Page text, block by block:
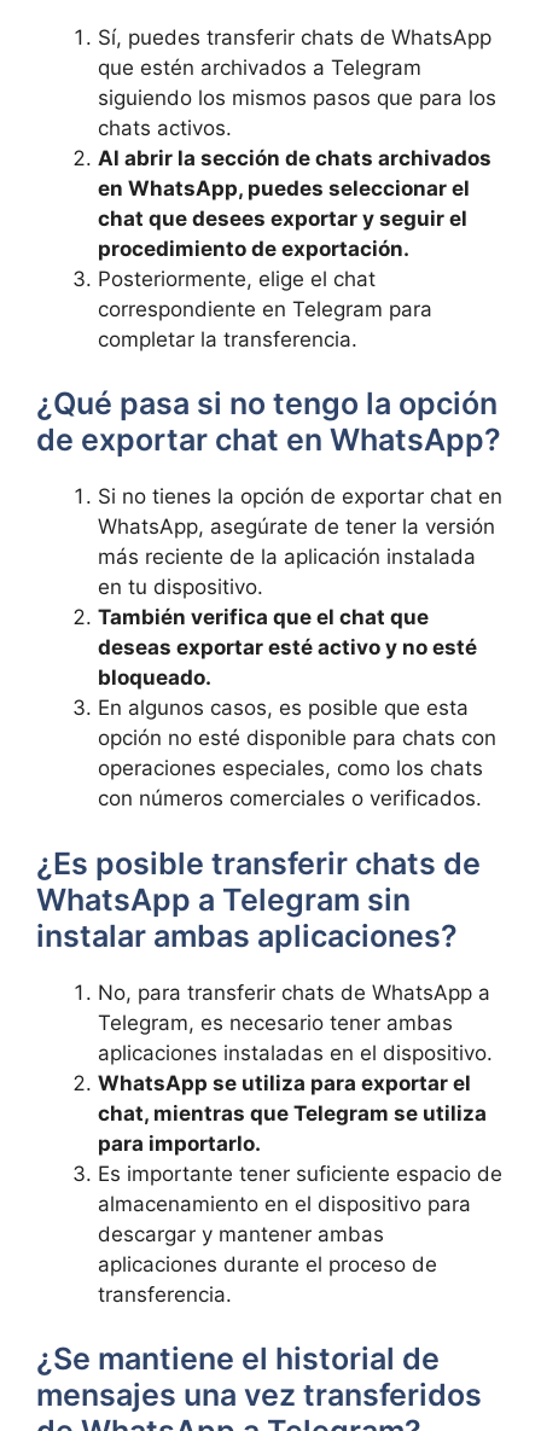
Sí, puedes transferir​ chats de WhatsApp
que estén archivados a Telegram
siguiendo‌ los mismos pasos que para los
chats activos.
Al abrir la sección de chats archivados‌
en WhatsApp, puedes seleccionar el
chat que desees ​exportar y seguir el
procedimiento ⁣de⁢ exportación.
Posteriormente, ‌elige el ⁣chat⁤
correspondiente en​ Telegram para⁤
completar la transferencia.
¿Qué⁤ pasa si no tengo la opción​
de exportar chat en WhatsApp?
Si no tienes la opción de exportar chat ⁤en
WhatsApp, asegúrate de tener la versión
más reciente ⁤de ⁤la aplicación instalada‌
en ‍tu⁣ dispositivo.
También verifica ​que‍ el⁢ chat que
deseas exportar esté activo ‌y no ​esté
bloqueado.
En algunos casos, es posible que esta
opción no esté ​disponible para chats⁤ con
operaciones⁤ especiales, como los⁤ chats
con números comerciales o verificados.
¿Es posible transferir​ chats⁣ de
WhatsApp a Telegram sin
⁢instalar ambas‍ aplicaciones?
No, para transferir ​chats de WhatsApp a
‍Telegram, es necesario tener ambas
aplicaciones instaladas en el dispositivo.
WhatsApp se utiliza para exportar el
chat, mientras‌ que⁤ Telegram se utiliza
para importarlo.
Es importante tener​ suficiente espacio de
almacenamiento ⁣en⁢ el⁢ dispositivo⁤ para‌
descargar ⁢y mantener ambas‍
aplicaciones‍ durante el proceso ‌de ​
transferencia.
¿Se mantiene el⁤ historial de
⁣mensajes una vez transferidos